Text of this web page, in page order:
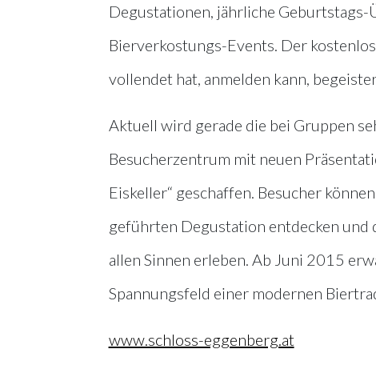
Degustationen, jährliche
Bierverkostungs-Events. Der
vollendet hat, anmelden kann,
Aktuell wird gerade die bei Gruppen
Besucherzentrum mit neuen
Eiskeller“ geschaffen. Besucher
geführten Degustation entdecken und
allen Sinnen erleben. Ab Juni 2015
Spannungsfeld einer modernen
www.schloss-eggenberg.at